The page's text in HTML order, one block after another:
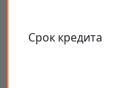
Срок кредита